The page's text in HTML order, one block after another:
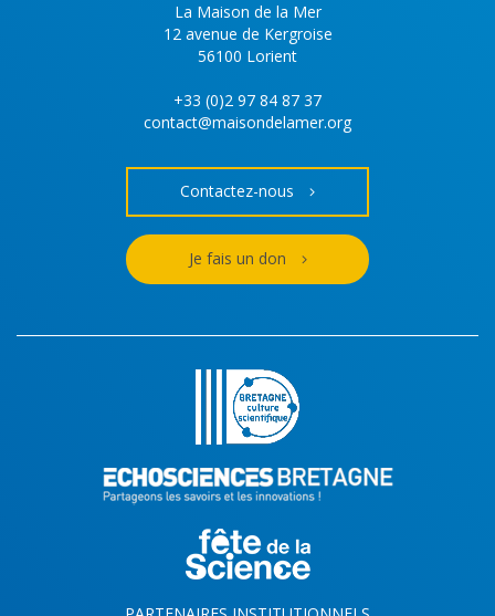
La Maison de la Mer
12 avenue de Kergroise
56100 Lorient
+33 (0)2 97 84 87 37
contact@maisondelamer.org
Contactez-nous
Je fais un don